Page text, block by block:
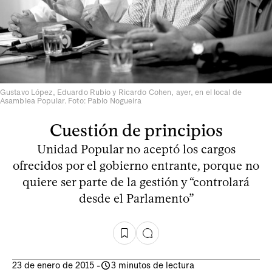
Gustavo López, Eduardo Rubio y Ricardo Cohen, ayer, en el local de
Asamblea Popular. Foto: Pablo Nogueira
Cuestión de principios
Unidad Popular no aceptó los cargos
ofrecidos por el gobierno entrante, porque no
quiere ser parte de la gestión y “controlará
desde el Parlamento”
23 de enero de 2015 - 3 minutos de lectura